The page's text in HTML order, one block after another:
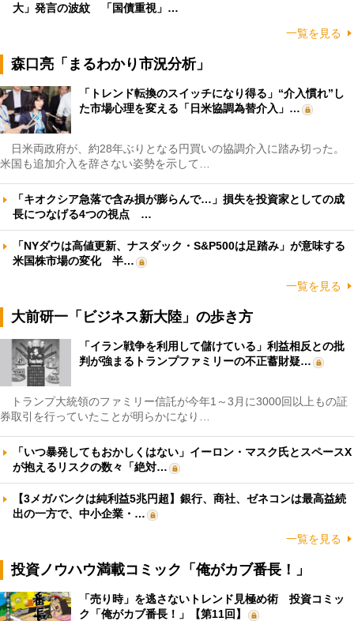
大」発言の波紋 「国債重視」…
一覧を見る
森口亮「まるわかり市況分析」
「トレンド転換のスイッチになり得る」“介入慣れ”し
た市場心理を変える「日米協調為替介入」…
日米両政府が、約28年ぶりとなる円買いの協調介入に踏み切った。
米国も追加介入を辞さない姿勢を示して…
「キオクシア急落で含み損が膨らんで…」損失を投資家としての成
長につなげる4つの視点 …
「NYダウは高値更新、ナスダック・S&P500は足踏み」が意味する
米国株市場の変化 半…
一覧を見る
大前研一「ビジネス新大陸」の歩き方
「イラン戦争を利用して儲けている」利益相反との批
判が強まるトランプファミリーの不正蓄財疑…
トランプ大統領のファミリー信託が今年1～3月に3000回以上もの証
券取引を行っていたことが明らかになり…
「いつ暴発してもおかしくはない」イーロン・マスク氏とスペースX
が抱えるリスクの数々「絶対…
【3メガバンクは純利益5兆円超】銀行、商社、ゼネコンは最高益続
出の一方で、中小企業・…
一覧を見る
投資ノウハウ満載コミック「俺がカブ番長！」
「売り時」を逃さないトレンド見極め術 投資コミッ
ク「俺がカブ番長！」【第11回】